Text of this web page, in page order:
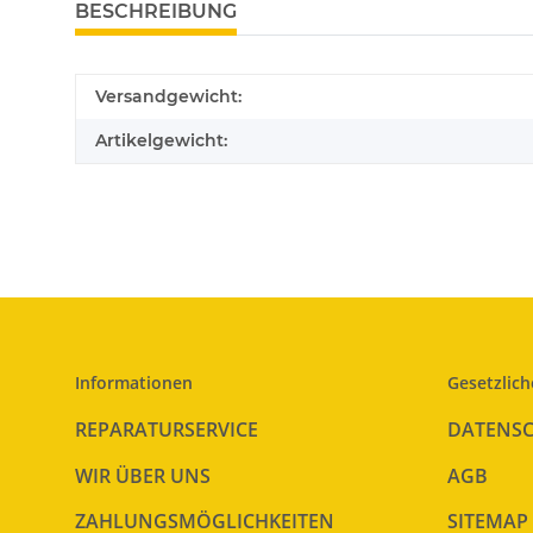
BESCHREIBUNG
Versandgewicht:
Artikelgewicht:
Informationen
REPARATURSERVICE
WIR ÜBER UNS
ZAHLUNGSMÖGLICHKEITEN
AGB
SITEMAP